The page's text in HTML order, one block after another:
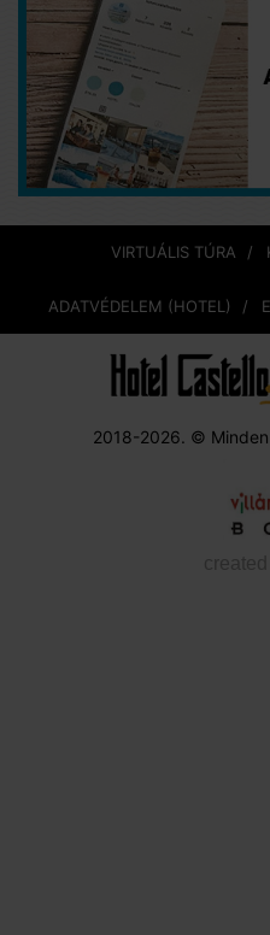
VIRTUÁLIS TÚRA
ADATVÉDELEM (HOTEL)
2018-2026. ©